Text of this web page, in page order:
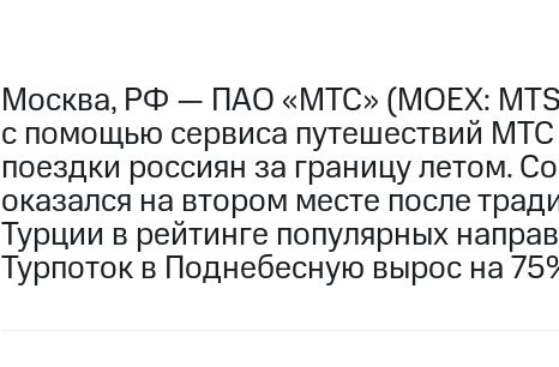
Москва, РФ — ПАО «МТС» (MOEX:
с помощью сервиса путешествий
поездки россиян за границу летом.
оказался на втором месте после
Турции в рейтинге популярных
Турпоток в Поднебесную вырос на